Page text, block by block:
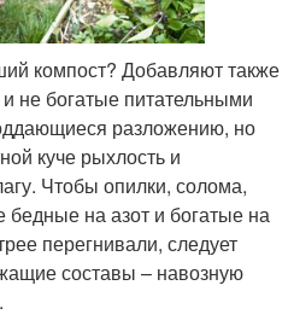
компост? Добавляют также
не богатые питательными
разложению, но
куче рыхлость и
Чтобы опилки, солома,
бедные на азот и богатые на
перегнивали, следует
составы – навозную